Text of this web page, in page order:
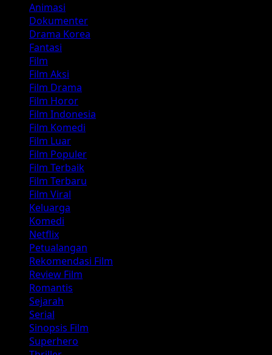
Animasi
Dokumenter
Drama Korea
Fantasi
Film
Film Aksi
Film Drama
Film Horor
Film Indonesia
Film Komedi
Film Luar
Film Populer
Film Terbaik
Film Terbaru
Film Viral
Keluarga
Komedi
Netflix
Petualangan
Rekomendasi Film
Review Film
Romantis
Sejarah
Serial
Sinopsis Film
Superhero